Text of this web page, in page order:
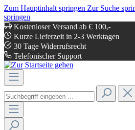
Zum Hauptinhalt springen Zur Suche
springen
Kostenloser Versand ab € 100,-
Kurze Lieferzeit in 2-3 Werktagen
30 Tage Widerrufsrecht
Telefonischer Support